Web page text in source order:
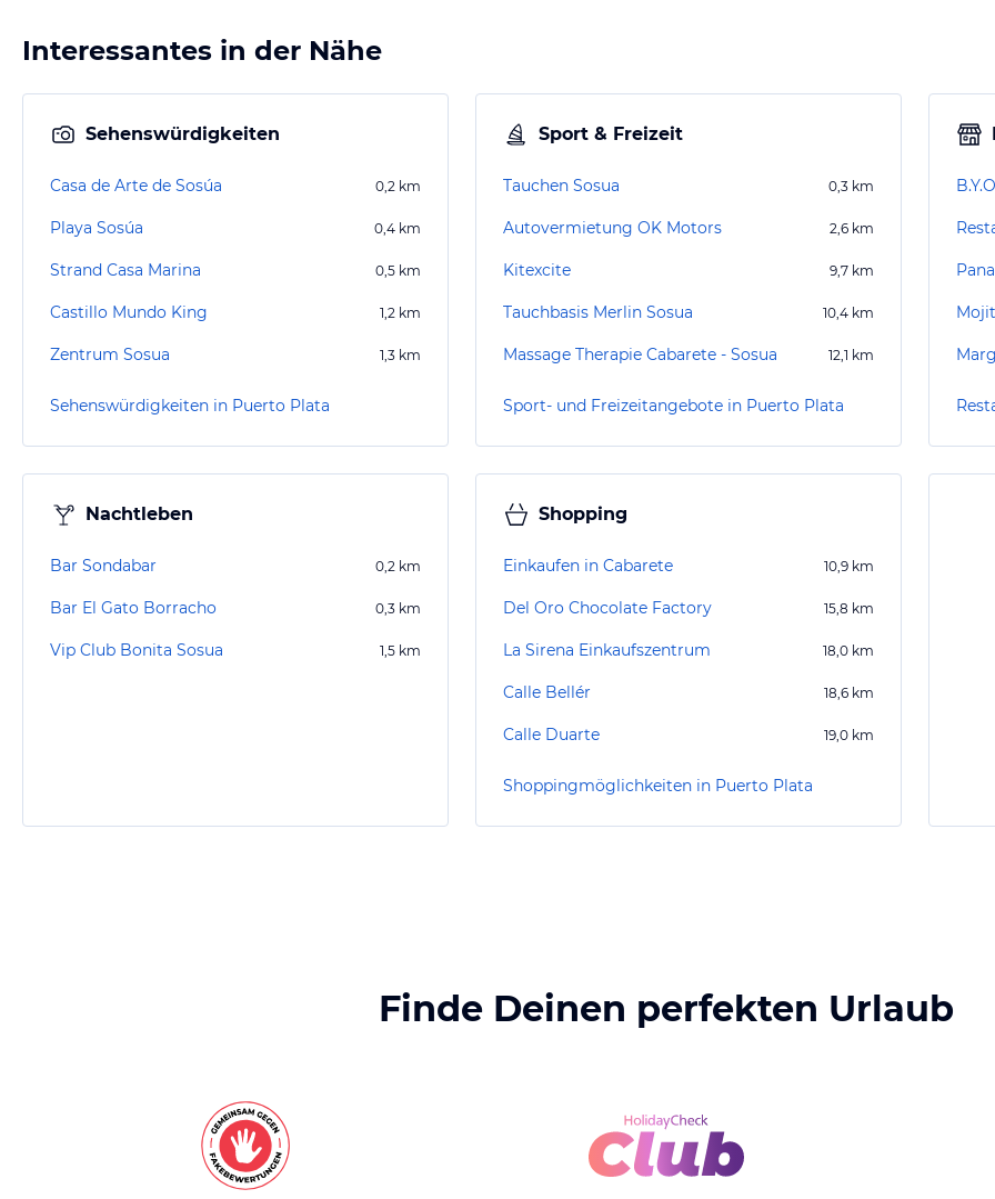
Interessantes in der Nähe
Sehenswürdigkeiten
Casa de Arte de Sosúa 0,2 km
Playa Sosúa 0,4 km
Strand Casa Marina 0,5 km
Castillo Mundo King 1,2 km
Zentrum Sosua 1,3 km
Sehenswürdigkeiten in Puerto Plata
Sport & Freizeit
Tauchen Sosua 0,3 km
Autovermietung OK Motors 2,6 km
Kitexcite 9,7 km
Tauchbasis Merlin Sosua 10,4 km
Massage Therapie Cabarete - Sosua 12,1 km
Sport- und Freizeitangebote in Puerto Plata
Nachtleben
Bar Sondabar 0,2 km
Bar El Gato Borracho 0,3 km
Vip Club Bonita Sosua 1,5 km
Shopping
Einkaufen in Cabarete 10,9 km
Del Oro Chocolate Factory 15,8 km
La Sirena Einkaufszentrum 18,0 km
Calle Bellér 18,6 km
Calle Duarte 19,0 km
Shoppingmöglichkeiten in Puerto Plata
Finde Deinen perfekten Urlaub